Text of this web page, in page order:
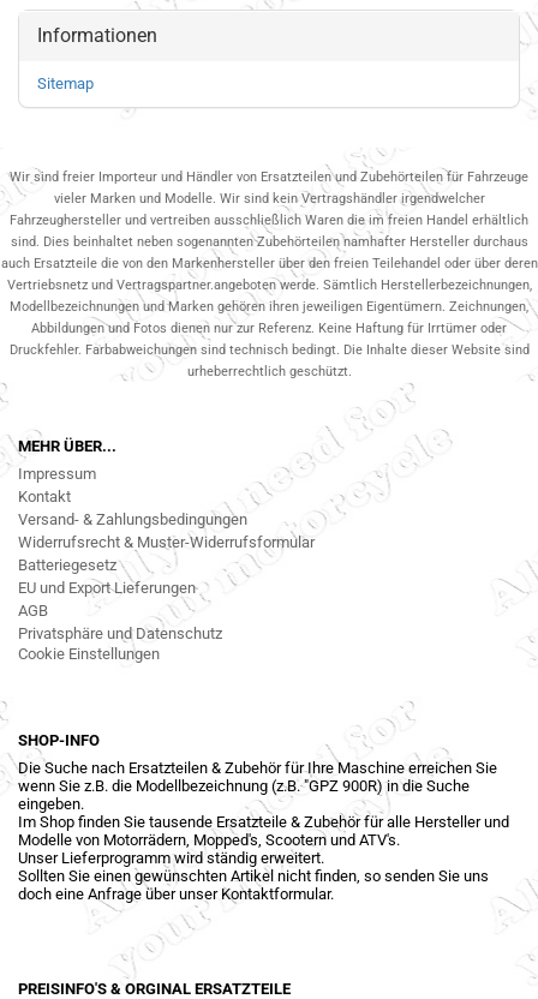
Informationen
Sitemap
Wir sind freier Importeur und Händler von Ersatzteilen und Zubehörteilen für Fahrzeuge
vieler Marken und Modelle. Wir sind kein Vertragshändler irgendwelcher
Fahrzeughersteller und vertreiben ausschließlich Waren die im freien Handel erhältlich
sind. Dies beinhaltet neben sogenannten Zubehörteilen namhafter Hersteller durchaus
auch Ersatzteile die von den Markenhersteller über den freien Teilehandel oder über deren
Vertriebsnetz und Vertragspartner.angeboten werde. Sämtlich Herstellerbezeichnungen,
Modellbezeichnungen und Marken gehören ihren jeweiligen Eigentümern. Zeichnungen,
Abbildungen und Fotos dienen nur zur Referenz. Keine Haftung für Irrtümer oder
Druckfehler. Farbabweichungen sind technisch bedingt. Die Inhalte dieser Website sind
urheberrechtlich geschützt.
MEHR ÜBER...
Impressum
Kontakt
Versand- & Zahlungsbedingungen
Widerrufsrecht & Muster-Widerrufsformular
Batteriegesetz
EU und Export Lieferungen
AGB
Privatsphäre und Datenschutz
Cookie Einstellungen
SHOP-INFO
Die Suche nach Ersatzteilen & Zubehör für Ihre Maschine erreichen Sie
wenn Sie z.B. die Modellbezeichnung (z.B. "GPZ 900R) in die Suche
eingeben.
Im Shop finden Sie tausende Ersatzteile & Zubehör für alle Hersteller und
Modelle von Motorrädern, Mopped's, Scootern und ATV's.
Unser Lieferprogramm wird ständig erweitert.
Sollten Sie einen gewünschten Artikel nicht finden, so senden Sie uns
doch eine Anfrage über unser Kontaktformular.
PREISINFO'S & ORGINAL ERSATZTEILE